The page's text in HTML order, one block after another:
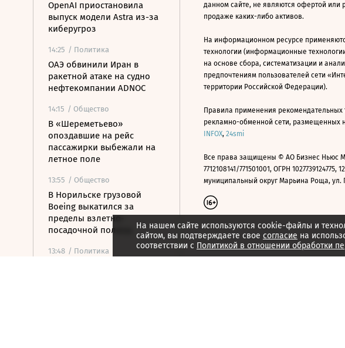
OpenAI приостановила
выпуск модели Astra из-за
киберугроз
14:25 / Политика
ОАЭ обвинили Иран в
ракетной атаке на судно
нефтекомпании ADNOC
14:15 / Общество
В «Шереметьево»
опоздавшие на рейс
пассажирки выбежали на
летное поле
13:55 / Общество
В Норильске грузовой
Boeing выкатился за
пределы взлетно-
посадочной полосы
13:48 / Политика
На нашем сайте используются cookie-файлы и
сайтом, вы подтверждаете свое согласие на
соответствии с Политикой в отношении обработки
данном сайте, не являются офертой или
продаже каких-либо активов.
На информационном ресурсе
технологии (информационные
на основе сбора, систематизации и
предпочтениям пользователей сети
территории Российской Федерации).
Правила применения рекомендательных
рекламно-обменной сети, размещенных
INFOX, 24smi
Все права защищены © АО Бизнес Ньюс
7712108141/771501001, ОГРН 1027739124775,
муниципальный округ Марьина Роща, ул.